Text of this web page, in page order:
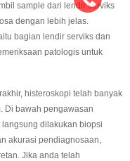
sample dari lendir serviks
dengan lebih jelas.
bagian lendir serviks dan
patologis untuk
histeroskopi telah banyak
Di bawah pengawasan
dilakukan biopsi
akurasi pendiagnosaan,
Jika anda telah